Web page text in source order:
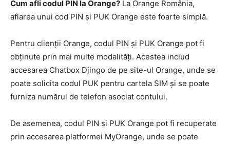
Cum afli codul PIN la Orange? La Orange România,
aflarea unui cod PIN și PUK Orange este foarte simplă.
Pentru clienții Orange, codul PIN și PUK Orange pot fi
obținute prin mai multe modalități. Acestea includ
accesarea Chatbox Djingo de pe site-ul Orange, unde se
poate solicita codul PUK pentru cartela SIM și se poate
furniza numărul de telefon asociat contului.
De asemenea, codul PIN și PUK Orange pot fi recuperate
prin accesarea platformei MyOrange, unde se poate